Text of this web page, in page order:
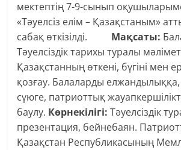
мектептің 7-9-сынып
«Тәуелсіз елім – Қазақстаным»
сабақ өткізілді.
Мақсаты:
Тәуелсіздік тарихы туралы
Қазақстанның өткені, бүгіні мен
қозғау. Балаларды
сүюге, патриоттық
баулу. Көрнекілігі: Тәуелсіздік
презентация, бейнебаян.
Қазақстан Республикасының